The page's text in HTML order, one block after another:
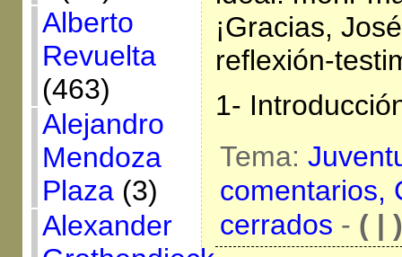
Alberto
Revuelta
(463)
Alejandro
Mendoza
Plaza(3)
Alexander
¡Gracias,
reflexión-
1-
Tema:
comentarios,
cerrados - ( | )